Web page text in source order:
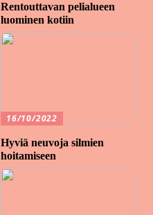
Rentouttavan pelialueen
luominen kotiin
16/10/2022
Hyviä neuvoja silmien
hoitamiseen